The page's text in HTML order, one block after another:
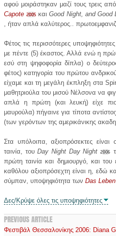
αφού μοιράστηκαν μαζί τους τρεις
Capote 2005 καιGood Night, and
, ήταν απλά καλύτερος..
Φέτος τις περισσότερες
με πέντε (5) έκαστος. Αλλά ενώ η
εσύ στη ψηφοφορία δίπλα) ο
φέτος) κατηγορία του πρώτου
είχαμε και τη μεγάλη έκπληξη στα
μαθητριούλα του μισού Νέλσονα να
απλά η πρώτη (και λευκή) είχε
μαυρούλα) πήγαινε για τίποτα
(των γερόντων της αμερικάνικης
Στα υπόλοιπα, αξιοπρόσεκτες είναι
ταινία, τουDay Night Day Night 2006
πρώτη ταινία και δημιουργό, και του
καθόλου αξιοπρόσεχτη είναι η, εδώ
σύμπαν, υποψηφιότητα των Das
Δες/Κρύψε όλες τις υποψηφιότητες
PREVIOUS ARTICLE
Φεστιβάλ Θεσσαλονίκης 2006: Diana